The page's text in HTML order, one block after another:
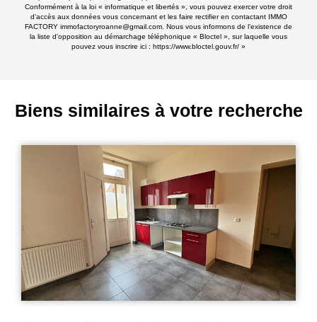
Conformément à la loi « informatique et libertés », vous pouvez exercer votre droit
d'accès aux données vous concernant et les faire rectifier en contactant IMMO
FACTORY immofactoryroanne@gmail.com. Nous vous informons de l'existence de
la liste d'opposition au démarchage téléphonique « Bloctel », sur laquelle vous
pouvez vous inscrire ici : https://www.bloctel.gouv.fr/ »
Biens similaires à votre recherche